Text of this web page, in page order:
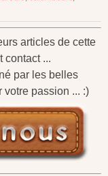
articles de cette
contact ...
par les belles
votre passion ... :)